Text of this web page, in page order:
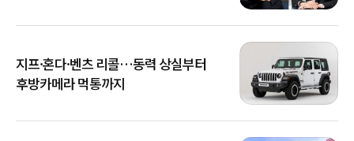
지프·혼다·벤츠 리콜…동력 상실부터
후방카메라 먹통까지